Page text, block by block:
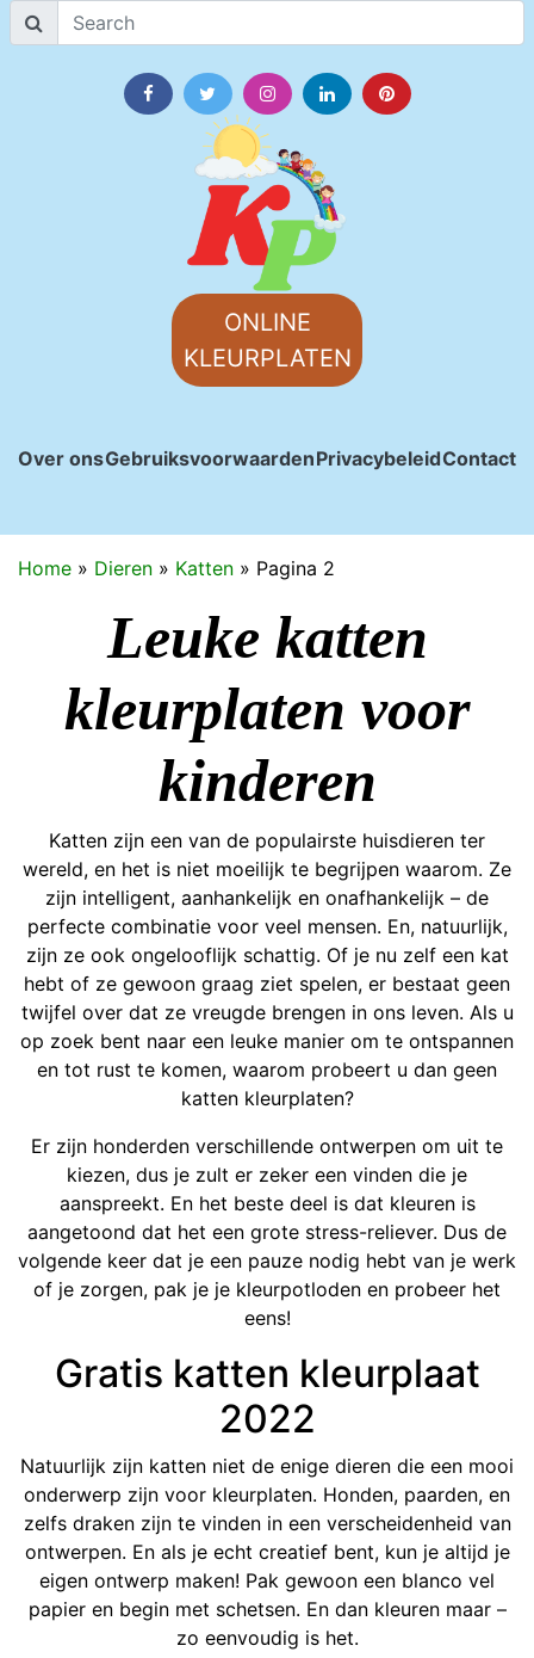
ONLINE
KLEURPLATEN
Over onsGebruiksvoorwaardenPrivacybeleidContact
Home » Dieren » Katten » Pagina 2
Leuke katten
kleurplaten voor
kinderen
Katten zijn een van de populairste huisdieren ter
wereld, en het is niet moeilijk te begrijpen waarom. Ze
zijn intelligent, aanhankelijk en onafhankelijk – de
perfecte combinatie voor veel mensen. En, natuurlijk,
zijn ze ook ongelooflijk schattig. Of je nu zelf een kat
hebt of ze gewoon graag ziet spelen, er bestaat geen
twijfel over dat ze vreugde brengen in ons leven. Als u
op zoek bent naar een leuke manier om te ontspannen
en tot rust te komen, waarom probeert u dan geen
katten kleurplaten?
Er zijn honderden verschillende ontwerpen om uit te
kiezen, dus je zult er zeker een vinden die je
aanspreekt. En het beste deel is dat kleuren is
aangetoond dat het een grote stress-reliever. Dus de
volgende keer dat je een pauze nodig hebt van je werk
of je zorgen, pak je je kleurpotloden en probeer het
eens!
Gratis katten kleurplaat
2022
Natuurlijk zijn katten niet de enige dieren die een mooi
onderwerp zijn voor kleurplaten. Honden, paarden, en
zelfs draken zijn te vinden in een verscheidenheid van
ontwerpen. En als je echt creatief bent, kun je altijd je
eigen ontwerp maken! Pak gewoon een blanco vel
papier en begin met schetsen. En dan kleuren maar –
zo eenvoudig is het.